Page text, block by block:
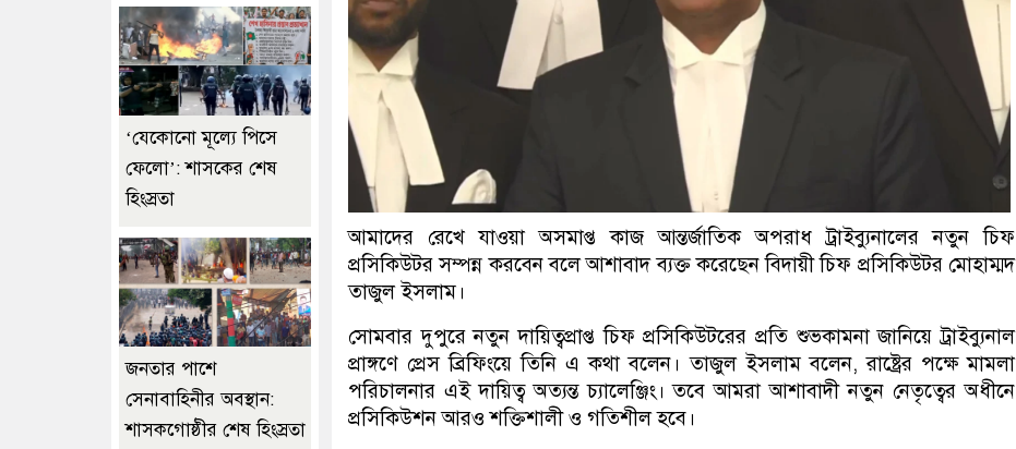
আমাদের রেখে যাওয়া অসমাপ্ত কাজ আন্তর্জাতিক অপরাধ ট্রাইব্যুনালের নতুন চিফ
প্রসিকিউটর সম্পন্ন করবেন বলে আশাবাদ ব্যক্ত করেছেন বিদায়ী চিফ প্রসিকিউটর মোহাম্মদ
তাজুল ইসলাম।
সোমবার দুপুরে নতুন দায়িত্বপ্রাপ্ত চিফ প্রসিকিউটরের প্রতি শুভকামনা জানিয়ে ট্রাইব্যুনাল
প্রাঙ্গণে প্রেস ব্রিফিংয়ে তিনি এ কথা বলেন। তাজুল ইসলাম বলেন, রাষ্ট্রের পক্ষে মামলা
পরিচালনার এই দায়িত্ব অত্যন্ত চ্যালেঞ্জিং। তবে আমরা আশাবাদী নতুন নেতৃত্বের অধীনে
প্রসিকিউশন আরও শক্তিশালী ও গতিশীল হবে।
‘যেকোনো মূল্যে পিসে
ফেলো’: শাসকের শেষ
হিংস্রতা
জনতার পাশে
সেনাবাহিনীর অবস্থান:
শাসকগোষ্ঠীর শেষ হিংস্রতা